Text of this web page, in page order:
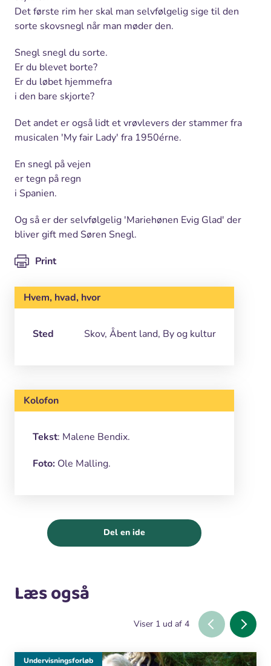
Det første rim her skal man selvfølgelig sige til den
sorte skovsnegl når man møder den.
Snegl snegl du sorte.
Er du blevet borte?
Er du løbet hjemmefra
i den bare skjorte?
Det andet er også lidt et vrøvlevers der stammer fra
musicalen 'My fair Lady' fra 1950érne.
En snegl på vejen
er tegn på regn
i Spanien.
Og så er der selvfølgelig 'Mariehønen Evig Glad' der
bliver gift med Søren Snegl.
Print
Hvem, hvad, hvor
Sted Skov, Åbent land, By og kultur
Kolofon
Tekst: Malene Bendix.
Foto: Ole Malling.
Del en ide
Læs også
Viser 1 ud af 4
Undervisningsforløb